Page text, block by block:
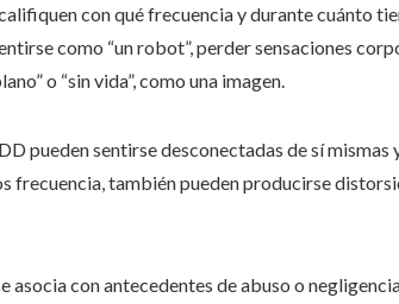
con qué frecuencia y durante cuánto
como “un robot”, perder sensaciones
o “sin vida”, como una imagen.
pueden sentirse desconectadas de sí
frecuencia, también pueden producirse
asocia con antecedentes de abuso o